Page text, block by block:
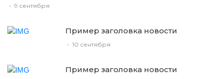
- 9 сентября
Пример заголовка новости
- 10 сентября
Пример заголовка новости